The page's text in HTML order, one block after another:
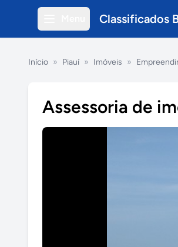
Classificados
Início » Piauí » Imóveis »
Assessoria de